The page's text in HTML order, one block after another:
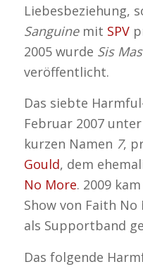
Liebesbeziehung,
Sanguinemit SPV
2005 wurde Sis
veröffentlicht.
Das siebte
Februar 2007
kurzen Namen 7,
Gould, dem
No More. 2009
Show von Faith
als Supportband
Das folgende